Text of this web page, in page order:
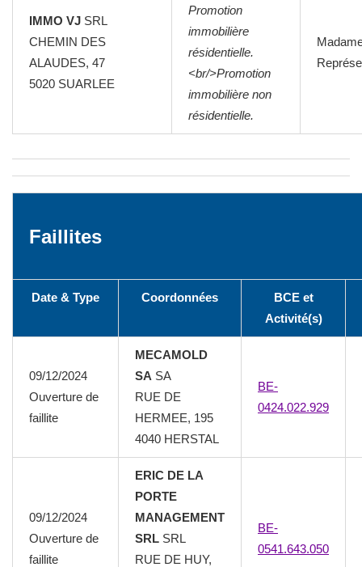
IMMO VJ SRL
CHEMIN DES
ALAUDES, 47
5020 SUARLEE
Promotion
immobilière
résidentielle.
<br/>Promotion
immobilière non
résidentielle.
Faillites
Date & Type Coordonnées
BCE et
Activité(s)
09/12/2024
Ouverture de
faillite
MECAMOLD
SA SA
RUE DE
HERMEE, 195
4040 HERSTAL
BE-
0424.022.929
09/12/2024
Ouverture de
faillite
ERIC DE LA
PORTE
MANAGEMENT
SRL SRL
RUE DE HUY,
BE-
0541.643.050